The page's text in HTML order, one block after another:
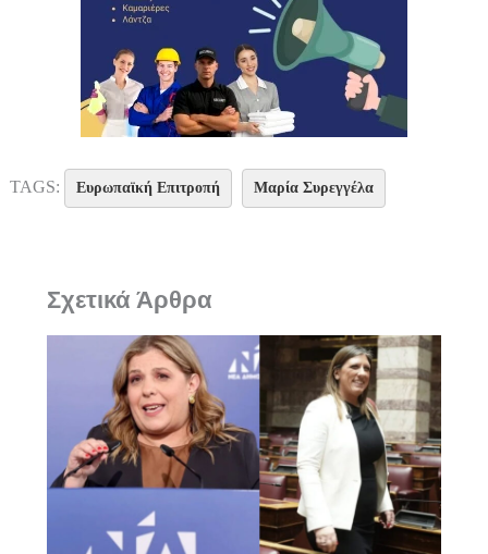
TAGS: Ευρωπαϊκή Επιτροπή Μαρία Συρεγγέλα
Σχετικά Άρθρα